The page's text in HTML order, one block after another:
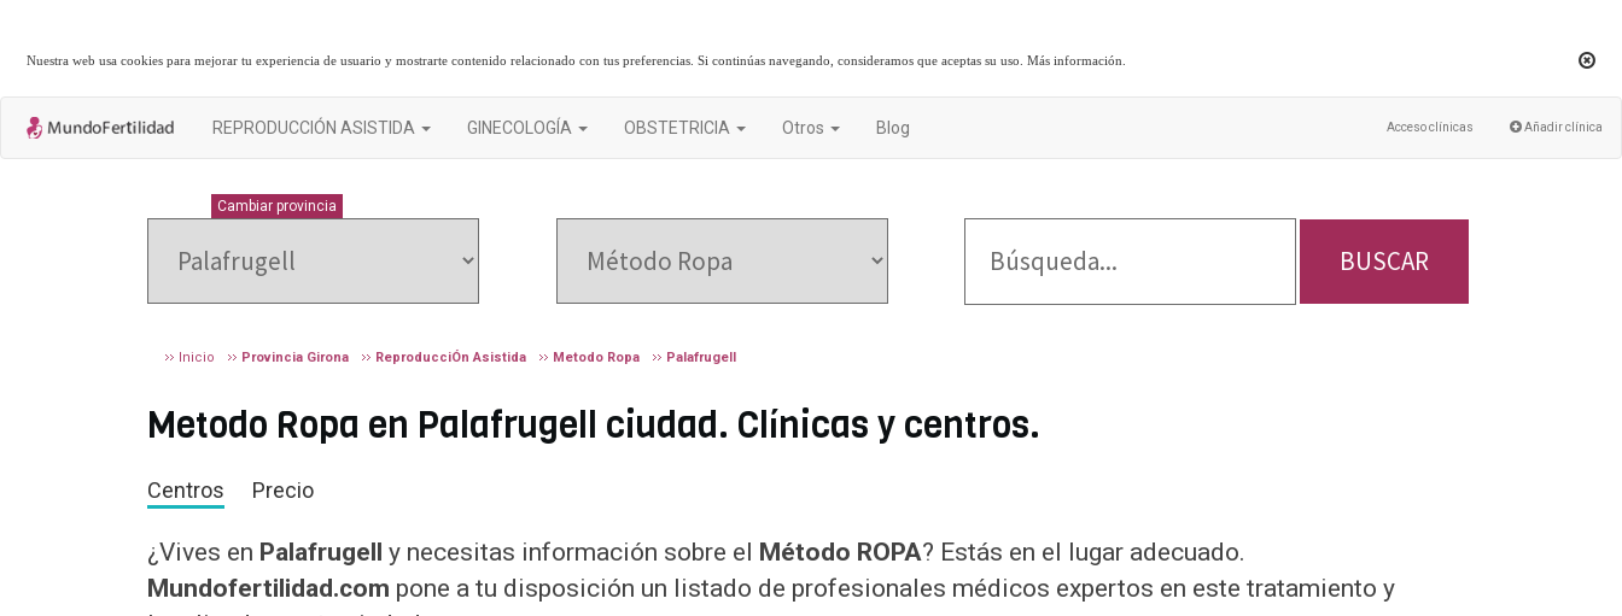
Nuestra web usa cookies para mejorar tu experiencia de usuario y mostrarte contenido relacionado con tus preferencias. Si continúas navegando, consideramos que aceptas su uso.Más información
REPRODUCCIÓN ASISTIDA GINECOLOGÍA OBSTETRICIA Otros Blog Acceso clínicas Añadir clínica
Cambiar provincia
BUSCAR
Inicio Provincia Girona ReproducciÓn Asistida Metodo Ropa Palafrugell
Metodo Ropa en Palafrugell ciudad. Clínicas y centros.
Centros Precio
¿Vives en Palafrugell y necesitas información sobre el Método ROPA? Estás en el lugar adecuado.
Mundofertilidad.com pone a tu disposición un listado de profesionales médicos expertos en este tratamiento y